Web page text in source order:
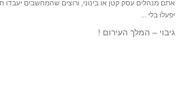
אתם מנהלים עסק קטן או בינוני, ורוצים שהמחשבים יעבדו
יפעלו בלי ...
גיבוי – המלך העירום !